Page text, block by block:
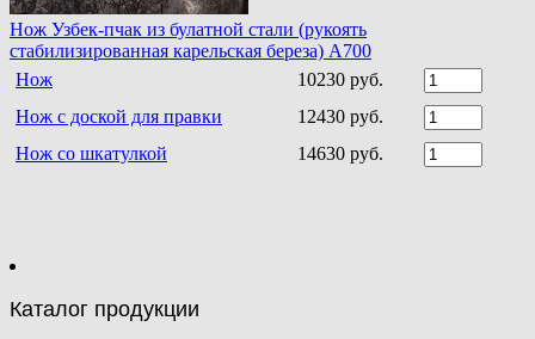
Нож Узбек-пчак из булатной стали (рукоять
стабилизированная карельская береза) A700
Нож
10230 руб.
Нож с доской для правки
12430 руб.
Нож со шкатулкой
14630 руб.
Каталог продукции